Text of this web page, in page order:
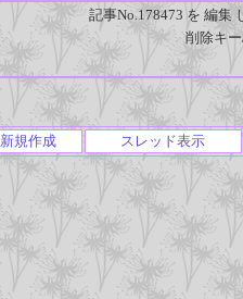
記事No.178473 を 編集
削除キ
新規作成 スレッド表示